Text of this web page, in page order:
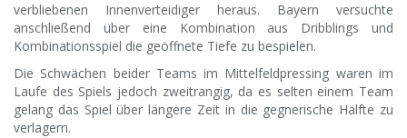
verbliebenen Innenverteidiger heraus. Bayern versuchte
anschließend über eine Kombination aus Dribblings und
Kombinationsspiel die geöffnete Tiefe zu bespielen.
Die Schwächen beider Teams im Mittelfeldpressing waren im
Laufe des Spiels jedoch zweitrangig, da es selten einem Team
gelang das Spiel über längere Zeit in die gegnerische Hälfte zu
verlagern.